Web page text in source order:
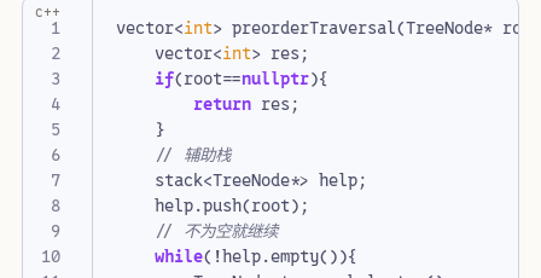
1
2
4
5
6
7
8
9
10
vector<int> preorderTraversal(TreeNode* root
vector<int> res;
if(root==nullptr){
return res;
}
// 辅助栈
stack<TreeNode*> help;
help.push(root);
// 不为空就继续
while( !help.empty()){
c++